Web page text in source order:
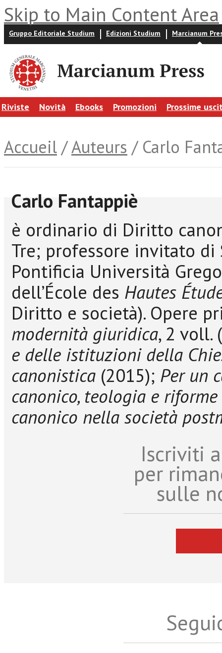
Skip to Main Content Area
Gruppo Editoriale Studium Edizioni Studium Marcianum
Riviste Novità Ebooks Promozioni Prossime
Accueil /Auteurs / Carlo
Carlo Fantappiè
è ordinario di Diritto
Tre; professore invitato
Pontificia Università
dell’École des Hautes
Diritto e società). Opere
modernità giuridica, 2 voll.
e delle istituzioni della
canonistica (2015); Per un
canonico, teologia e
canonico nella società
Iscriviti
per
sulle